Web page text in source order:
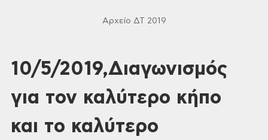
Αρχείο ΔΤ 2019
10/5/2019,Διαγωνισμός
για τον καλύτερο κήπο
και το καλύτερο